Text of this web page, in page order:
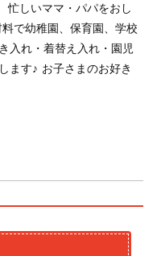
忙しいママ・パパをおし
で幼稚園、保育園、学校
入れ・着替え入れ・園児
ます♪ お子さまのお好き